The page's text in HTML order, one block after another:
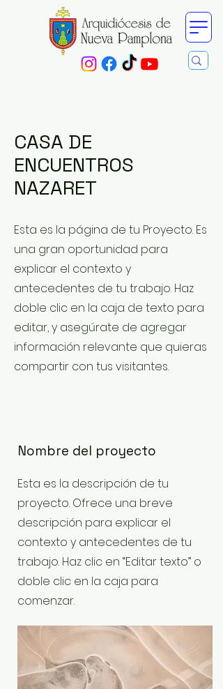
CASA DE
ENCUENTROS
NAZARET
Esta es la página de tu Proyecto. Es
una gran oportunidad para
explicar el contexto y
antecedentes de tu trabajo. Haz
doble clic en la caja de texto para
editar, y asegúrate de agregar
información relevante que quieras
compartir con tus visitantes.
Nombre del proyecto
Esta es la descripción de tu
proyecto. Ofrece una breve
descripción para explicar el
contexto y antecedentes de tu
trabajo. Haz clic en “Editar texto” o
doble clic en la caja para
comenzar.